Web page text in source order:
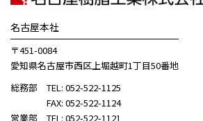
名古屋本社
〒451-0084
愛知県名古屋市西区上堀越町1丁目50番地
総務部 TEL: 052-522-1125
FAX: 052-522-1124
営業部 TEL: 052-522-1121